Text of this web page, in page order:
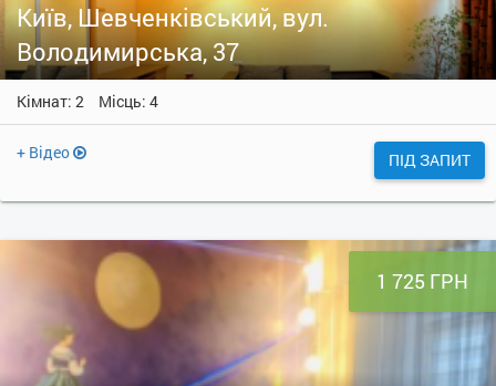
Київ, Шевченківський, вул.
Володимирська, 37
Кімнат: 2 Місць: 4
+ Відео ПІД ЗАПИТ
1 725 ГРН